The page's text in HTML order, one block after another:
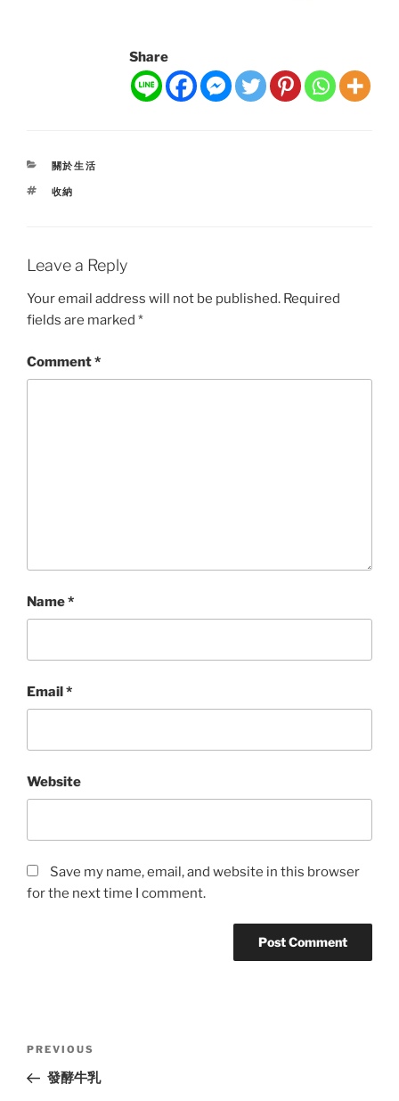
Share
CATEGORIES
關於生活
TAGS
收納
Leave a Reply
Your email address will not be published. Required
fields are marked *
Comment*
Name*
Email*
Website
Save my name, email, and website in this browser
for the next time I comment.
Previous
Post
PREVIOUS
發酵牛乳